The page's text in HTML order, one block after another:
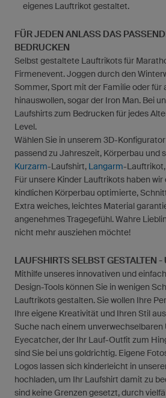
eigenes Lauftrikot gestaltet.
FÜR JEDEN ANLASS DAS
BEDRUCKEN
Selbst gestaltete Lauftrikots für
Firmenevent. Joggen durch den
Sommer, Sport mit der Familie oder für
hinauswollen, sogar der Iron Man. Bei
Laufshirts zum Bedrucken für jedes
Level.
Wählen Sie in unserem 3D-
passend zu Jahreszeit, Körperbau und
Kurzarm-Laufshirt, Langarm-Lauftrikot,
Für unsere Kinder Lauftrikots haben wir
kindlichen Körperbau optimierte,
Extra weiches, leichtes Material
angenehmes Tragegefühl. Wahre
nicht mehr ausziehen möchte!
LAUFSHIRTS SELBST GESTALTEN
Mithilfe unseres innovativen und
Design-Tools können Sie in wenigen
Lauftrikots gestalten. Sie wollen Ihre
Ihre eigene Kreativität und Ihren Stil
Suche nach einem unverwechselbaren
Eyecatcher, der Ihr Lauf-Outfit zum
sind Sie bei uns goldrichtig. Eigene
Logos lassen sich kinderleicht in
hochladen, um Ihr Laufshirt damit zu
sind keine Grenzen gesetzt, durch